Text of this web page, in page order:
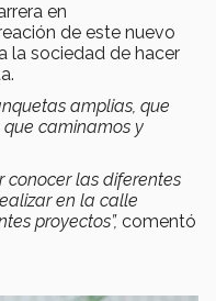
en
de este nuevo
la sociedad de hacer
amplias, que
caminamos y
conocer las diferentes
en la calle
proyectos”, comentó